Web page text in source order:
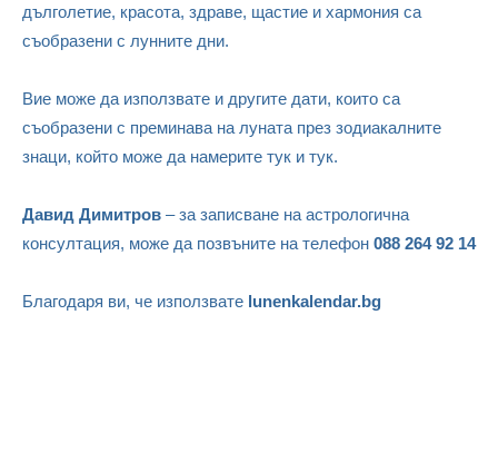
дълголетие, красота, здраве, щастие и хармония са
съобразени с лунните дни.
Вие може да използвате и другите дати, които са
съобразени с преминава на луната през зодиакалните
знаци, който може да намерите тук и тук.
Давид Димитров – за записване на астрологична
консултация, може да позвъните на телефон 088 264 92 14
Благодаря ви, че използвате lunenkalendar.bg